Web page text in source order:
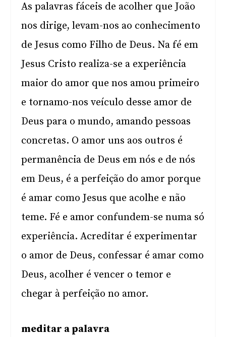
As palavras fáceis de acolher que João
nos dirige, levam-nos ao conhecimento
de Jesus como Filho de Deus. Na fé em
Jesus Cristo realiza-se a experiência
maior do amor que nos amou primeiro
e tornamo-nos veículo desse amor de
Deus para o mundo, amando pessoas
concretas. O amor uns aos outros é
permanência de Deus em nós e de nós
em Deus, é a perfeição do amor porque
é amar como Jesus que acolhe e não
teme. Fé e amor confundem-se numa só
experiência. Acreditar é experimentar
o amor de Deus, confessar é amar como
Deus, acolher é vencer o temor e
chegar à perfeição no amor.
meditar a palavra